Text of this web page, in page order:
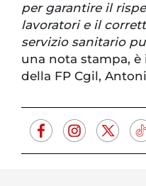
per garantire il
lavoratori e il
servizio sanitario
una nota stampa, è
della FP Cgil,